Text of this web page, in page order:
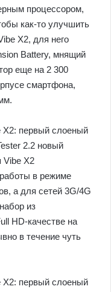
процессором,
как-то улучшить
X2, для него
Battery, мнящий
еще на 2 300
смартфона,
2.2 новый
Vibe X2
в режиме
а для сетей 3G/4G
из
HD-качестве на
в течение чуть